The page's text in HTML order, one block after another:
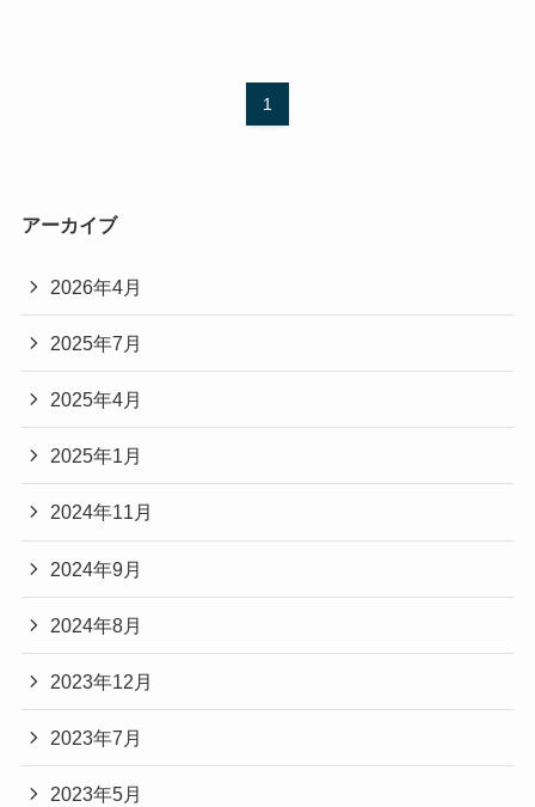
1
アーカイブ
2026年4月
2025年7月
2025年4月
2025年1月
2024年11月
2024年9月
2024年8月
2023年12月
2023年7月
2023年5月